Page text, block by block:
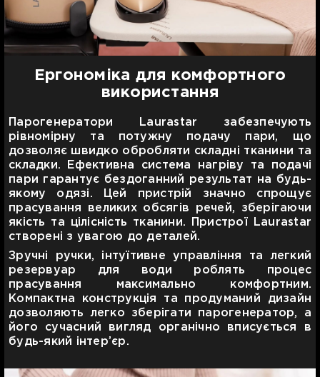
Ергономіка для комфортного
використання
Парогенератори Laurastar забезпечують
рівномірну та потужну подачу пари, що
дозволяє швидко обробляти складні тканини та
складки. Ефективна система нагріву та подачі
пари гарантує бездоганний результат на будь-
якому одязі. Цей пристрій значно спрощує
прасування великих обсягів речей, зберігаючи
якість та цілісність тканини. Пристрої Laurastar
створені з увагою до деталей.
Зручні ручки, інтуїтивне управління та легкий
резервуар для води роблять процес
прасування максимально комфортним.
Компактна конструкція та продуманий дизайн
дозволяють легко зберігати парогенератор, а
його сучасний вигляд органічно вписується в
будь-який інтер’єр.